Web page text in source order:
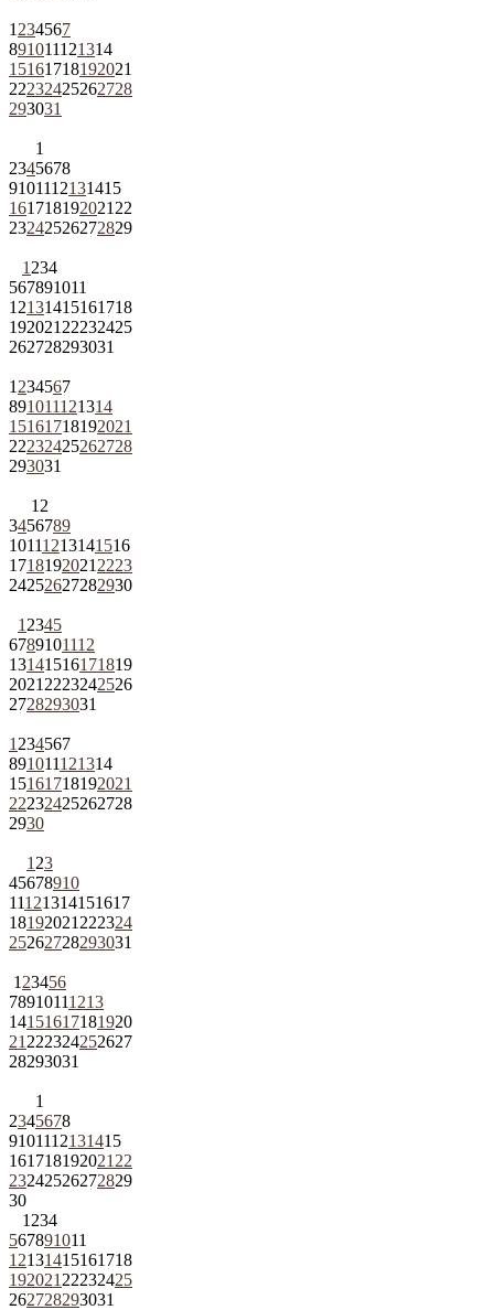
1 234567
891011121314
15161718192021
22232425262728
293031
1
2345678
9101112131415
161718192021 22
23242526272829
1 234
567891011
12131415161718
192021 22232425
262728293031
1 234567
891011121314
15161718192021
22232425262728
293031
1 2
3456789
10111213141516
1718192021 2223
24252627282930
1 2345
6789101112
13141516171819
2021 2223242526
2728293031
1 234567
891011121314
15161718192021
22232425262728
2930
1 23
45678910
11121314151617
18192021 222324
25262728293031
1 23456
78910111213
14151617181920
21 222324252627
28293031
1
2345678
9101112131415
161718192021 22
23242526272829
30
1 234
567891011
12131415161718
192021 22232425
262728293031